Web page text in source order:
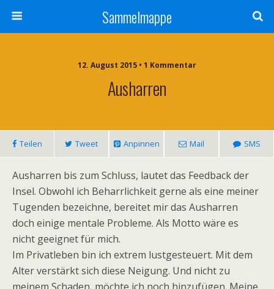
Sammelmappe
12. August 2015 • 1 Kommentar
Ausharren
Teilen Tweet Anpinnen Mail SMS
Ausharren bis zum Schluss, lautet das Feedback der
Insel. Obwohl ich Beharrlichkeit gerne als eine meiner
Tugenden bezeichne, bereitet mir das Ausharren
doch einige mentale Probleme. Als Motto wäre es
nicht geeignet für mich.
Im Privatleben bin ich extrem lustgesteuert. Mit dem
Alter verstärkt sich diese Neigung. Und nicht zu